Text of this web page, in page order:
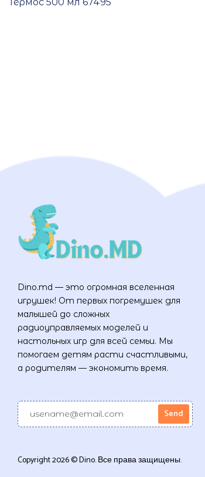
Dino.md — это огромная вселенная
игрушек! От первых погремушек для
малышей до сложных
радиоуправляемых моделей и
настольных игр для всей семьи. Мы
помогаем детям расти счастливыми,
а родителям — экономить время.
Copyright 2026 © Dino. Все права защищены.